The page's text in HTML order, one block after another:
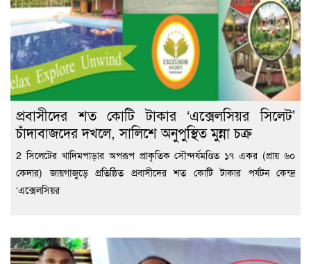
প্রবাসীদের শত কোটি টাকার ‘এক্সেলসিয়র সিলেট’
চাঁদাবাজদের দখলে, সালিশে অনুপুস্থিত মুন্না চক্র
2 সিলেটের খাদিমপাড়ার অপরূপ প্রাকৃতিক সৌন্দর্যমণ্ডিত ১৭ একর (প্রায় ৬০
কেদার) জায়গাজুড়ে প্রতিষ্ঠিত প্রবাসীদের শত কোটি টাকার পর্যটন কেন্দ্র
‘এক্সেলসিয়র